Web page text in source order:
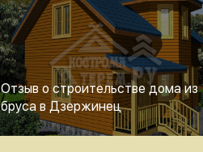
Отзыв о строительстве дома из
бруса в Дзержинец